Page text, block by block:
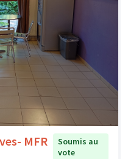
MFR
Soumis au
vote